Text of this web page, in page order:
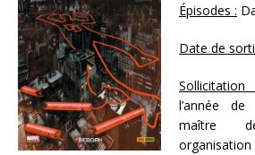
Épisodes :
Date de
Sollicitation
l’année
maître